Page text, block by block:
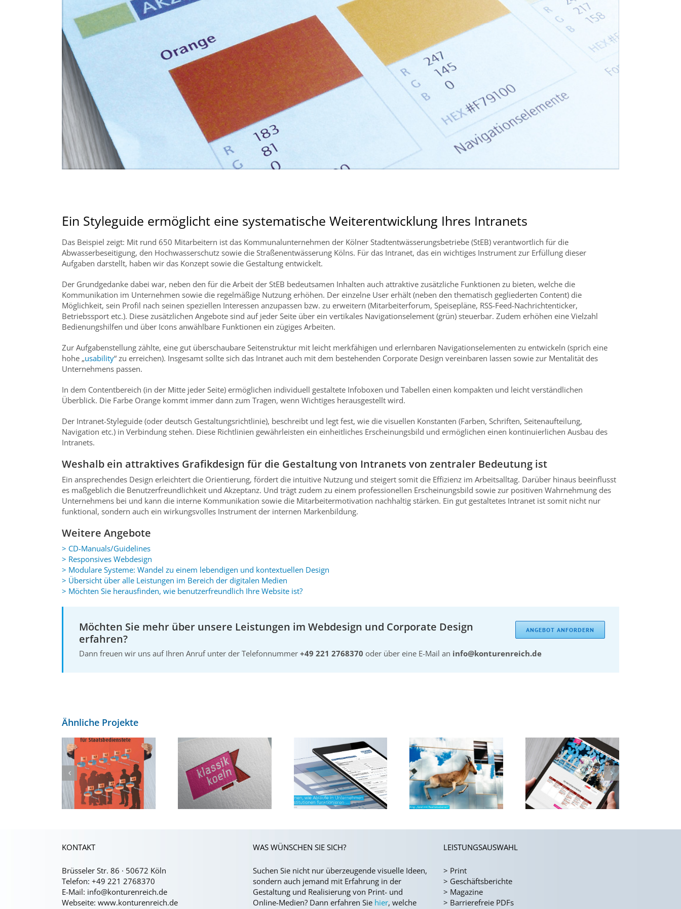
Ein Styleguide ermöglicht eine systematische Weiterentwicklung Ihres Intranets
Das Beispiel zeigt: Mit rund 650 Mitarbeitern ist das Kommunalunternehmen der Kölner Stadtentwässerungsbetriebe (StEB) verantwortlich für die
Abwasserbeseitigung, den Hochwasserschutz sowie die Straßenentwässerung Kölns. Für das Intranet, das ein wichtiges Instrument zur Erfüllung dieser
Aufgaben darstellt, haben wir das Konzept sowie die Gestaltung entwickelt.
Der Grundgedanke dabei war, neben den für die Arbeit der StEB bedeutsamen Inhalten auch attraktive zusätzliche Funktionen zu bieten, welche die
Kommunikation im Unternehmen sowie die regelmäßige Nutzung erhöhen. Der einzelne User erhält (neben den thematisch gegliederten Content) die
Möglichkeit, sein Profil nach seinen speziellen Interessen anzupassen bzw. zu erweitern (Mitarbeiterforum, Speisepläne, RSS-Feed-Nachrichten­ticker,
Betriebssport etc.). Diese zusätzlichen Angebote sind auf jeder Seite über ein vertikales Navigationselement (grün) steuerbar. Zudem erhöhen eine Vielzahl
Bedienungshilfen und über Icons anwählbare Funktionen ein zügiges Arbeiten.
Zur Aufgabenstellung zählte, eine gut überschaubare Seitenstruktur mit leicht merkfähigen und erlernbaren Navigationselementen zu entwickeln (sprich eine
hohe „usability“ zu erreichen). Insgesamt sollte sich das Intranet auch mit dem bestehenden Corporate Design vereinbaren lassen sowie zur Mentalität des
Unternehmens passen.
In dem Contentbereich (in der Mitte jeder Seite) ermöglichen individuell gestaltete Infoboxen und Tabellen einen kompakten und leicht verständlichen
Überblick. Die Farbe Orange kommt immer dann zum Tragen, wenn Wichtiges herausgestellt wird.
Der Intranet-Styleguide (oder deutsch Gestaltungsrichtlinie), beschreibt und legt fest, wie die visuellen Konstanten (Farben, Schriften, Seitenaufteilung,
Navigation etc.) in Verbindung stehen. Diese Richtlinien gewährleisten ein einheitliches Erscheinungsbild und ermöglichen einen kontinuierlichen Ausbau des
Intranets.
Weshalb ein attraktives Grafikdesign für die Gestaltung von Intranets von zentraler Bedeutung ist
Ein ansprechendes Design erleichtert die Orientierung, fördert die intuitive Nutzung und steigert somit die Effizienz im Arbeitsalltag. Darüber hinaus beeinflusst
es maßgeblich die Benutzerfreundlichkeit und Akzeptanz. Und trägt zudem zu einem professionellen Erscheinungsbild sowie zur positiven Wahrnehmung des
Unternehmens bei und kann die interne Kommunikation sowie die Mitarbeitermotivation nachhaltig stärken. Ein gut gestaltetes Intranet ist somit nicht nur
funktional, sondern auch ein wirkungsvolles Instrument der internen Markenbildung.
Weitere Angebote
> CD-Manuals/Guidelines
> Responsives Webdesign
> Modulare Systeme: Wandel zu einem lebendigen und kontextuellen Design
> Übersicht über alle Leistungen im Bereich der digitalen Medien
> Möchten Sie herausfinden, wie benutzerfreundlich Ihre Website ist?
ANGEBOT ANFORDERN
Möchten Sie mehr über unsere Leistungen im Webdesign und Corporate Design
erfahren?
Dann freuen wir uns auf Ihren Anruf unter der Telefonnummer +49 221 2768370 oder über eine E-Mail an info@konturenreich.de
Ähnliche Projekte
Musikportal
klassik-koeln.de
Design von
beschreibbaren,
ausfüllbaren PDF-
Formularen
Bildkonzept
erstellen
Engagement für
die Klassischen
Musik und Kultur
KONTAKT
Brüsseler Str. 86 · 50672 Köln
Telefon: +49 221 2768370
E-Mail: info@konturenreich.de
Webseite: www.konturenreich.de
WAS WÜNSCHEN SIE SICH?
Suchen Sie nicht nur überzeugende visuelle Ideen,
sondern auch jemand mit Erfahrung in der
Gestaltung und Realisierung von Print- und
Online-Medien? Dann erfahren Sie hier, welche
LEISTUNGSAUSWAHL
> Print
> Geschäftsberichte
> Magazine
> Barrierefreie PDFs